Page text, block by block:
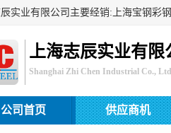
上海志辰实业有限
Shanghai Zhi Chen Industrial Co.,
公司首页 供应商机